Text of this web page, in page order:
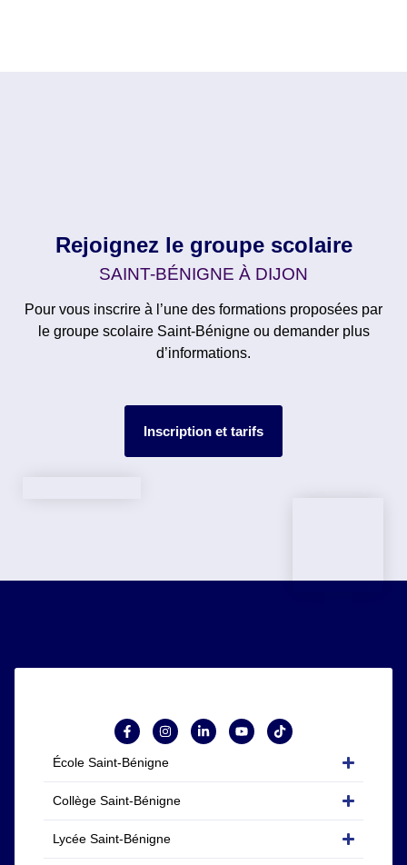
Rejoignez le groupe scolaire
SAINT-BÉNIGNE À DIJON
Pour vous inscrire à l’une des formations proposées par
le groupe scolaire Saint-Bénigne ou demander plus
d’informations.
Inscription et tarifs
École Saint-Bénigne
Collège Saint-Bénigne
Lycée Saint-Bénigne